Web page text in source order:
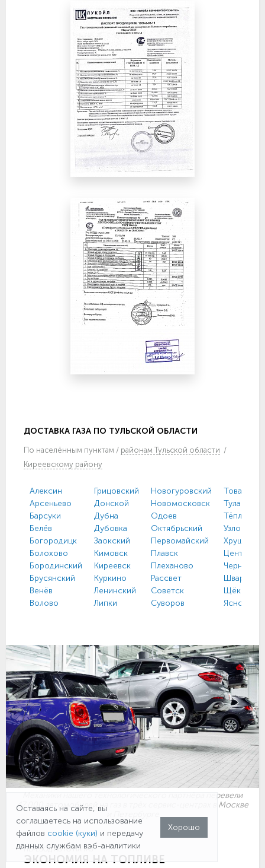
ДОСТАВКА ГАЗА ПО ТУЛЬСКОЙ ОБЛАСТИ
По населённым пунктам / районам Тульской области /
Киреевскому району
Алексин
Арсеньево
Барсуки
Белёв
Богородицк
Болохово
Бородинский
Брусянский
Венёв
Волово
Грицовский
Донской
Дубна
Дубовка
Заокский
Кимовск
Киреевск
Куркино
Ленинский
Липки
Новогуровский
Новомосковск
Одоев
Октябрьский
Первомайский
Плавск
Плеханово
Рассвет
Советск
Суворов
Тула
Тёплое
Узловая
Хрущево
Чернь
Щёкино
Ясногорск
Механики нашего технологического партнёра перевели
47 000 автомобилей на газ в трёх сервис-центрах в Москве
и Петербурге
ПЕРЕВОД АВТО НА ГАЗ
ЭКОНОМИЯ НА ТОПЛИВЕ
Оставаясь на сайте, вы
соглашаетесь на использование
файлов cookie (куки) и передачу
данных службам вэб-аналитики
Хорошо